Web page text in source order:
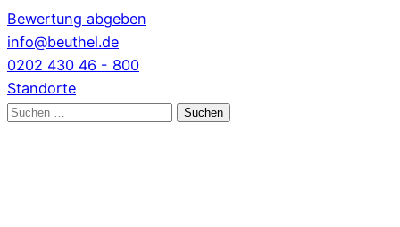
Bewertung abgeben
info@beuthel.de
0202 430 46 - 800
Standorte
Suchen